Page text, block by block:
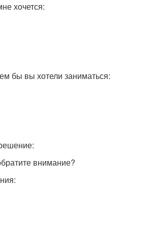
хочется:
бы вы хотели заниматься:
внимание?